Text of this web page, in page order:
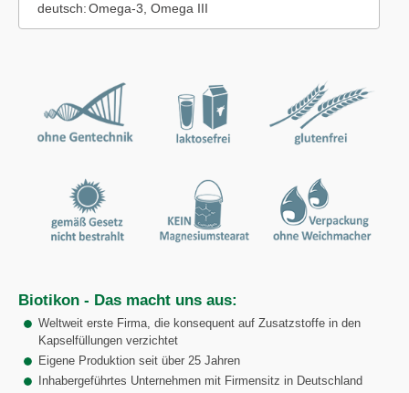
deutsch:Omega-3, Omega III
Biotikon - Das macht uns aus:
Weltweit erste Firma, die konsequent auf Zusatzstoffe in den
Kapselfüllungen verzichtet
Eigene Produktion seit über 25 Jahren
Inhabergeführtes Unternehmen mit Firmensitz in Deutschland